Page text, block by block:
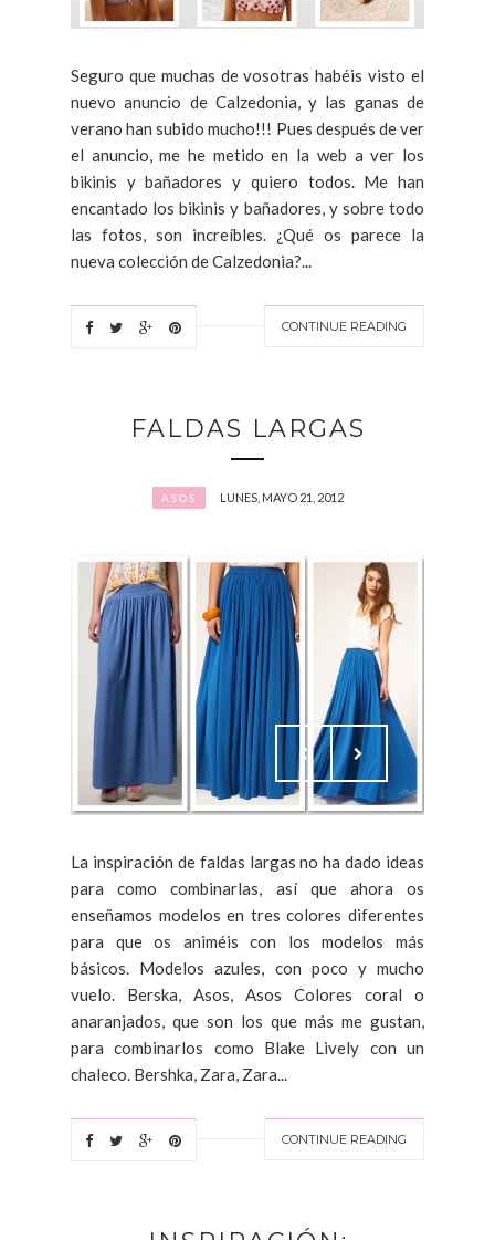
Seguro que muchas de vosotras habéis visto el
nuevo anuncio de Calzedonia, y las ganas de
verano han subido mucho!!! Pues después de ver
el anuncio, me he metido en la web a ver los
bikinis y bañadores y quiero todos. Me han
encantado los bikinis y bañadores, y sobre todo
las fotos, son increíbles. ¿Qué os parece la
nueva colección de Calzedonia?...
CONTINUE READING
FALDAS LARGAS
ASOS LUNES, MAYO 21, 2012
La inspiración de faldas largas no ha dado ideas
para como combinarlas, así que ahora os
enseñamos modelos en tres colores diferentes
para que os animéis con los modelos más
básicos. Modelos azules, con poco y mucho
vuelo. Berska, Asos, Asos Colores coral o
anaranjados, que son los que más me gustan,
para combinarlos como Blake Lively con un
chaleco. Bershka, Zara, Zara...
CONTINUE READING